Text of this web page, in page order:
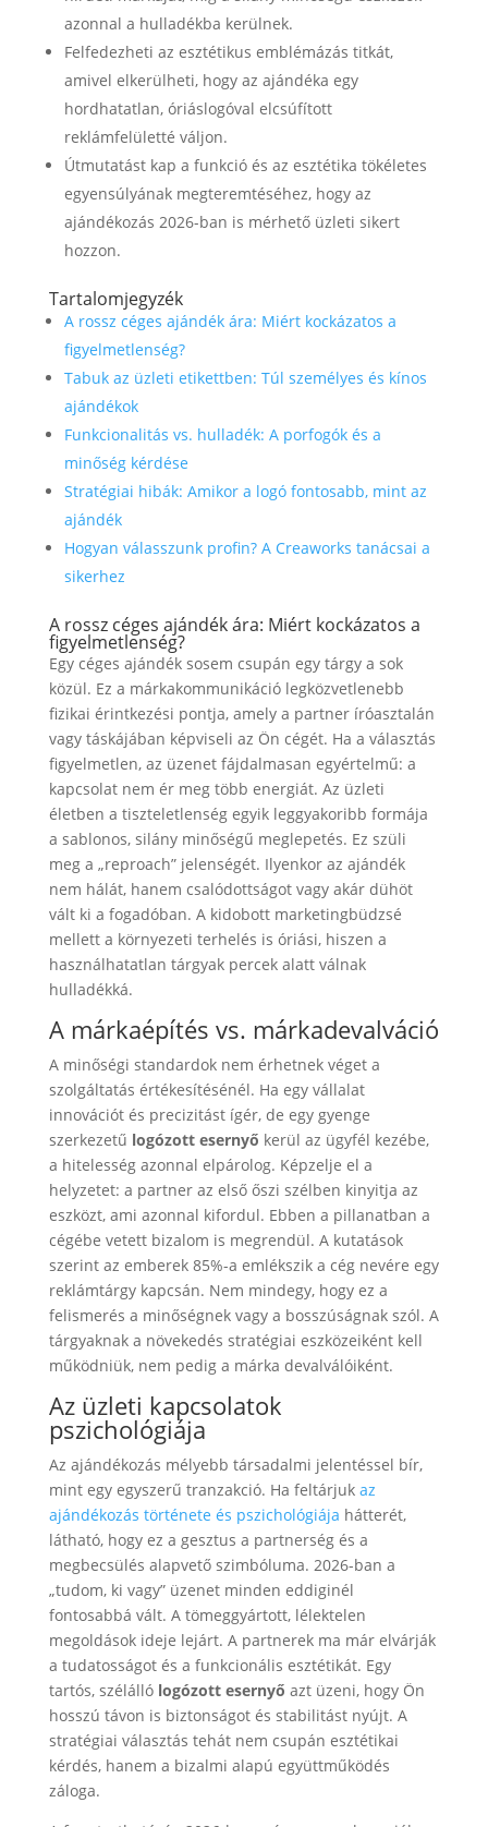
azonnal a hulladékba kerülnek.
Felfedezheti az esztétikus emblémázás titkát,
amivel elkerülheti, hogy az ajándéka egy
hordhatatlan, óriáslogóval elcsúfított
reklámfelületté váljon.
Útmutatást kap a funkció és az esztétika tökéletes
egyensúlyának megteremtéséhez, hogy az
ajándékozás 2026-ban is mérhető üzleti sikert
hozzon.
Tartalomjegyzék
A rossz céges ajándék ára: Miért kockázatos a
figyelmetlenség?
Tabuk az üzleti etikettben: Túl személyes és kínos
ajándékok
Funkcionalitás vs. hulladék: A porfogók és a
minőség kérdése
Stratégiai hibák: Amikor a logó fontosabb, mint az
ajándék
Hogyan válasszunk profin? A Creaworks tanácsai a
sikerhez
A rossz céges ajándék ára: Miért kockázatos a
figyelmetlenség?
Egy céges ajándék sosem csupán egy tárgy a sok
közül. Ez a márkakommunikáció legközvetlenebb
fizikai érintkezési pontja, amely a partner íróasztalán
vagy táskájában képviseli az Ön cégét. Ha a választás
figyelmetlen, az üzenet fájdalmasan egyértelmű: a
kapcsolat nem ér meg több energiát. Az üzleti
életben a tiszteletlenség egyik leggyakoribb formája
a sablonos, silány minőségű meglepetés. Ez szüli
meg a „reproach” jelenségét. Ilyenkor az ajándék
nem hálát, hanem csalódottságot vagy akár dühöt
vált ki a fogadóban. A kidobott marketingbüdzsé
mellett a környezeti terhelés is óriási, hiszen a
használhatatlan tárgyak percek alatt válnak
hulladékká.
A márkaépítés vs. márkadevalváció
A minőségi standardok nem érhetnek véget a
szolgáltatás értékesítésénél. Ha egy vállalat
innovációt és precizitást ígér, de egy gyenge
szerkezetű logózott esernyő kerül az ügyfél kezébe,
a hitelesség azonnal elpárolog. Képzelje el a
helyzetet: a partner az első őszi szélben kinyitja az
eszközt, ami azonnal kifordul. Ebben a pillanatban a
cégébe vetett bizalom is megrendül. A kutatások
szerint az emberek 85%-a emlékszik a cég nevére egy
reklámtárgy kapcsán. Nem mindegy, hogy ez a
felismerés a minőségnek vagy a bosszúságnak szól. A
tárgyaknak a növekedés stratégiai eszközeiként kell
működniük, nem pedig a márka devalválóiként.
Az üzleti kapcsolatok
pszichológiája
Az ajándékozás mélyebb társadalmi jelentéssel bír,
mint egy egyszerű tranzakció. Ha feltárjuk az
ajándékozás története és pszichológiája hátterét,
látható, hogy ez a gesztus a partnerség és a
megbecsülés alapvető szimbóluma. 2026-ban a
„tudom, ki vagy” üzenet minden eddiginél
fontosabbá vált. A tömeggyártott, lélektelen
megoldások ideje lejárt. A partnerek ma már elvárják
a tudatosságot és a funkcionális esztétikát. Egy
tartós, szélálló logózott esernyő azt üzeni, hogy Ön
hosszú távon is biztonságot és stabilitást nyújt. A
stratégiai választás tehát nem csupán esztétikai
kérdés, hanem a bizalmi alapú együttműködés
záloga.